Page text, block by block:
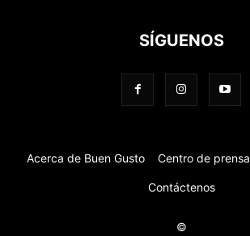
SÍGUENOS
Acerca de Buen Gusto Centro de prensa
Contáctenos
©